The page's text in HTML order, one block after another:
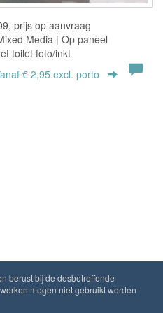
prijs op aanvraag
Media | Op paneel
toilet foto/inkt
€ 2,95 excl. porto
berust bij de desbetreffende
mogen niet gebruikt worden